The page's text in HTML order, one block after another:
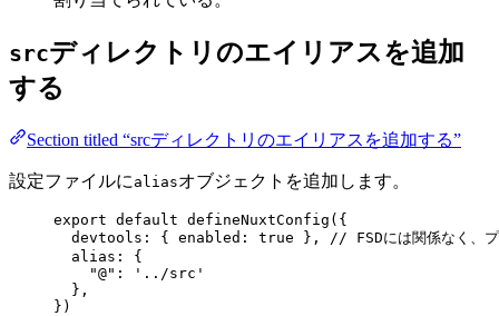
srcディレクトリのエイリアスを追加
する
Section titled “srcディレクトリのエイリアスを追加する”
設定ファイルに aliasオブジェクトを追加します。
export default defineNuxtConfig ({
devtools: { enabled: true },
// FSDには関係なく、
alias: {
"@" : ' ../src '
},
})